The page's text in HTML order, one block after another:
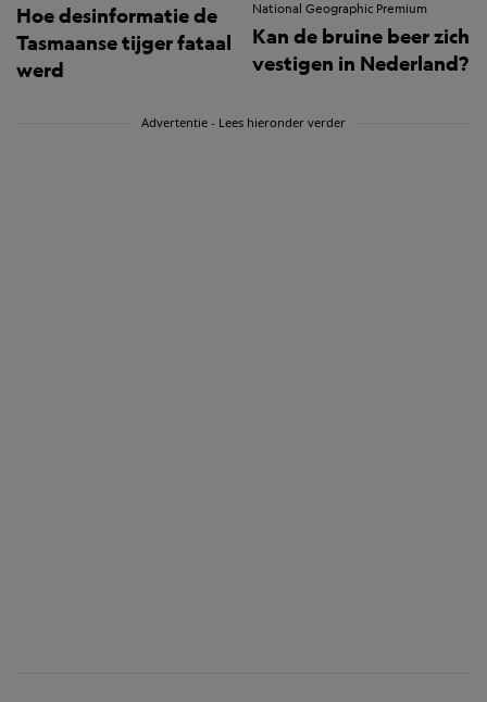
Hoe desinformatie de
Tasmaanse tijger fataal
werd
National Geographic Premium
Kan de bruine beer zich
vestigen in Nederland?
Advertentie - Lees hieronder verder